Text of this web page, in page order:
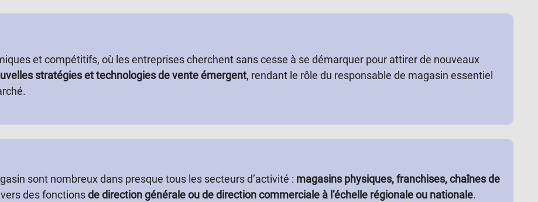
et compétitifs, où les entreprises cherchent sans cesse à se démarquer pour attirer de nouveaux
stratégies et technologies de vente émergent, rendant le rôle du responsable de magasin essentiel
sont nombreux dans presque tous les secteurs d’activité : magasins physiques, franchises, chaînes de
des fonctionsde direction générale ou de direction commerciale à l’échelle régionale ou nationale.